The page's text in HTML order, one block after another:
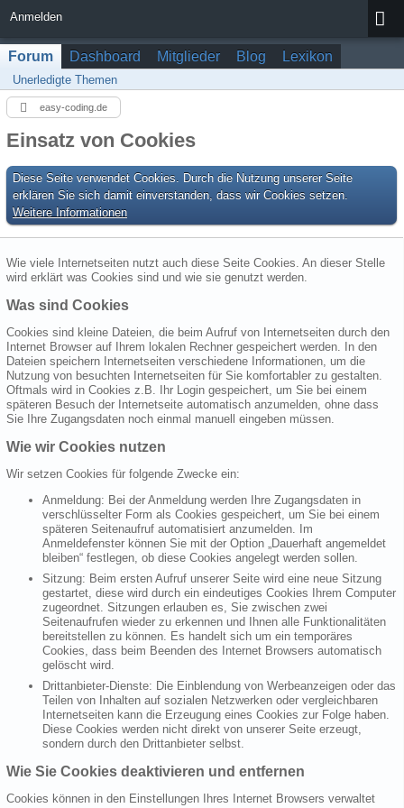
Anmelden
Forum Dashboard Mitglieder Blog Lexikon
Unerledigte Themen
easy-coding.de
Einsatz von Cookies
Diese Seite verwendet Cookies. Durch die Nutzung unserer Seite
erklären Sie sich damit einverstanden, dass wir Cookies setzen.
Weitere Informationen
Wie viele Internetseiten nutzt auch diese Seite Cookies. An dieser Stelle
wird erklärt was Cookies sind und wie sie genutzt werden.
Was sind Cookies
Cookies sind kleine Dateien, die beim Aufruf von Internetseiten durch den
Internet Browser auf Ihrem lokalen Rechner gespeichert werden. In den
Dateien speichern Internetseiten verschiedene Informationen, um die
Nutzung von besuchten Internetseiten für Sie komfortabler zu gestalten.
Oftmals wird in Cookies z.B. Ihr Login gespeichert, um Sie bei einem
späteren Besuch der Internetseite automatisch anzumelden, ohne dass
Sie Ihre Zugangsdaten noch einmal manuell eingeben müssen.
Wie wir Cookies nutzen
Wir setzen Cookies für folgende Zwecke ein:
Anmeldung: Bei der Anmeldung werden Ihre Zugangsdaten in
verschlüsselter Form als Cookies gespeichert, um Sie bei einem
späteren Seitenaufruf automatisiert anzumelden. Im
Anmeldefenster können Sie mit der Option „Dauerhaft angemeldet
bleiben“ festlegen, ob diese Cookies angelegt werden sollen.
Sitzung: Beim ersten Aufruf unserer Seite wird eine neue Sitzung
gestartet, diese wird durch ein eindeutiges Cookies Ihrem Computer
zugeordnet. Sitzungen erlauben es, Sie zwischen zwei
Seitenaufrufen wieder zu erkennen und Ihnen alle Funktionalitäten
bereitstellen zu können. Es handelt sich um ein temporäres
Cookies, dass beim Beenden des Internet Browsers automatisch
gelöscht wird.
Drittanbieter-Dienste: Die Einblendung von Werbeanzeigen oder das
Teilen von Inhalten auf sozialen Netzwerken oder vergleichbaren
Internetseiten kann die Erzeugung eines Cookies zur Folge haben.
Diese Cookies werden nicht direkt von unserer Seite erzeugt,
sondern durch den Drittanbieter selbst.
Wie Sie Cookies deaktivieren und entfernen
Cookies können in den Einstellungen Ihres Internet Browsers verwaltet